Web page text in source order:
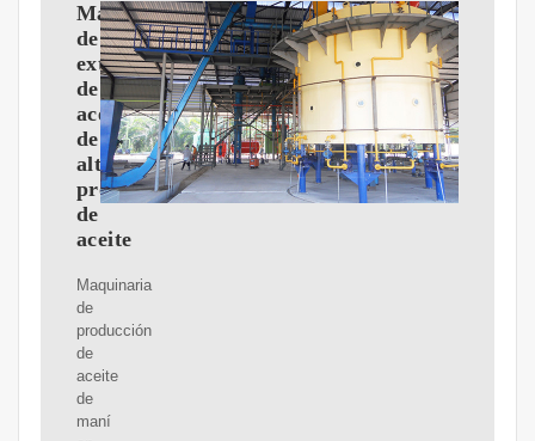
Máquina
de
extracción
de
aceite
de
alta
producción
de
aceite
Maquinaria
de
producción
de
aceite
de
maní